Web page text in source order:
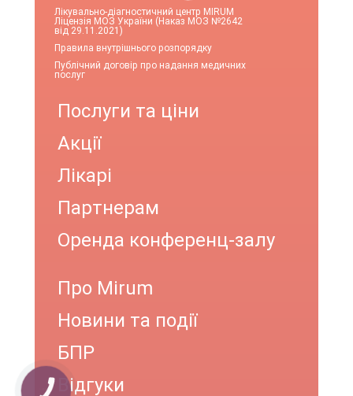
Лікувально-діагностичний центр MIRUM
Ліцензія МОЗ України (Наказ МОЗ №2642
від 29.11.2021)
Правила внутрішнього розпорядку
Публічний договір про надання медичних
послуг
Послуги та ціни
Акції
Лікарі
Партнерам
Оренда конференц-залу
Про Mirum
Новини та події
БПР
Відгуки
КНОПКА
ЗВ'ЯЗКУ